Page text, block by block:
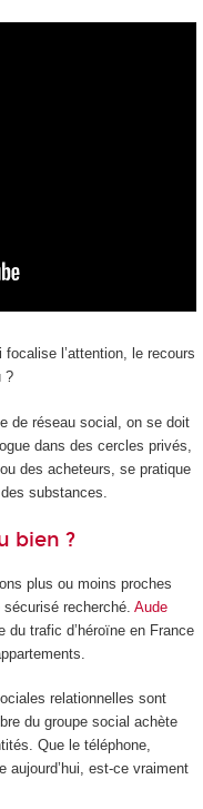
l’attention, le recours
?
de réseau social, on se doit
dans des cercles privés,
des acheteurs, se pratique
substances.
bien ?
plus ou moins proches
recherché. Aude
du trafic d’héroïne en France
relationnelles sont
du groupe social achète
Que le téléphone,
aujourd’hui, est-ce vraiment